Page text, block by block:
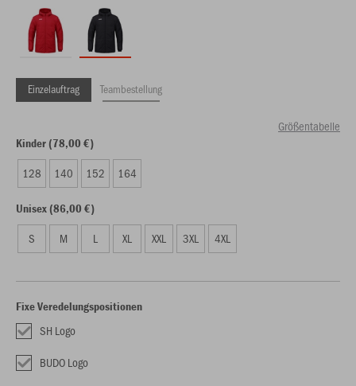
Einzelauftrag Teambestellung
Größentabelle
Kinder (78,00 €)
128 140 152 164
Unisex (86,00 €)
S M L XL XXL 3XL 4XL
Fixe Veredelungspositionen
SH Logo
BUDO Logo